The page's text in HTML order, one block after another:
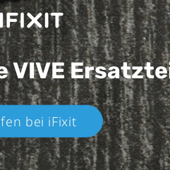
VIVE
bei iFixit​